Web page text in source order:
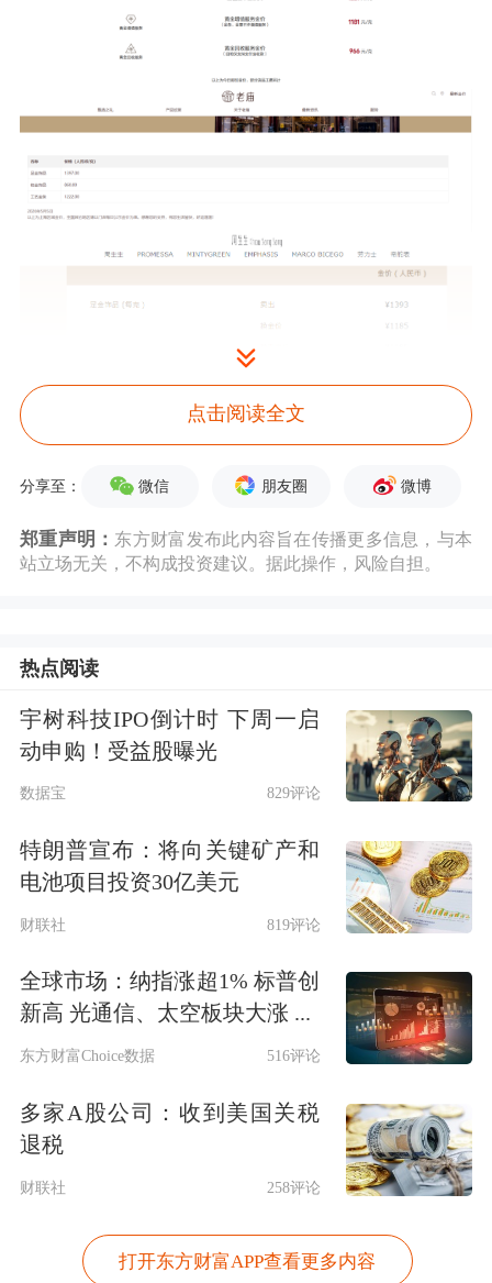
有金店宣传“低至6.5折”
推出特定产品“打折优惠”。在香港一家
六福珠宝门口，记者注意到，该店活动
宣传牌上写着“指定定价黄金首饰低至
“这是我们‘一口价’黄金产品的优惠活
动。”店员告诉记者，指定的一口价黄
金饰品买一件最低其实是7.5折，买第
二件的时候才会有6.5折的优惠。“打7.5
折的产品没有货，已经卖完了，现在只
有第一件打8折的产品。”
记者注意到，“一口价”黄金饰品其实单
人员向记者展示了一件2.11克原价4890
点击阅读全文
分享至： 微信 朋友圈 微博
郑重声明： 东方财富发布此内容旨在传播更多信息，与本
站立场无关，不构成投资建议。据此操作，风险自担。
热点阅读
宇树科技IPO倒计时 下周一启
动申购！受益股曝光
数据宝 829评论
特朗普宣布：将向关键矿产和
电池项目投资30亿美元
财联社 819评论
全球市场：纳指涨超1% 标普创
新高 光通信、太空板块大涨 ...
东方财富Choice数据 516评论
多家A股公司：收到美国关税
退税
财联社 258评论
打开东方财富APP查看更多内容